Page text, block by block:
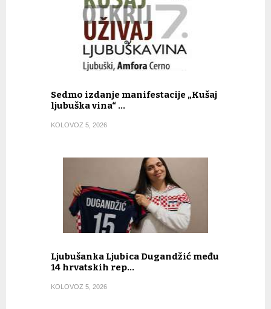
Sedmo izdanje manifestacije „Kušaj
ljubuška vina“ …
KOLOVOZ 5, 2026
Ljubušanka Ljubica Dugandžić među
14 hrvatskih rep…
KOLOVOZ 5, 2026